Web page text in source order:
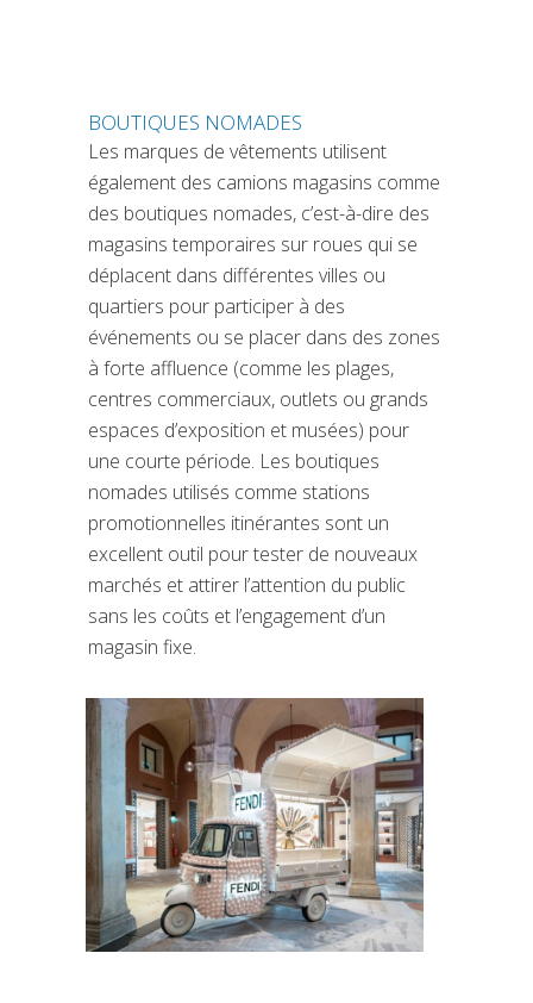
BOUTIQUES NOMADES
Les marques de vêtements utilisent
également des camions magasins comme
des boutiques nomades, c’est-à-dire des
magasins temporaires sur roues qui se
déplacent dans différentes villes ou
quartiers pour participer à des
événements ou se placer dans des zones
à forte affluence (comme les plages,
centres commerciaux, outlets ou grands
espaces d’exposition et musées) pour
une courte période. Les boutiques
nomades utilisés comme stations
promotionnelles itinérantes sont un
excellent outil pour tester de nouveaux
marchés et attirer l’attention du public
sans les coûts et l’engagement d’un
magasin fixe.